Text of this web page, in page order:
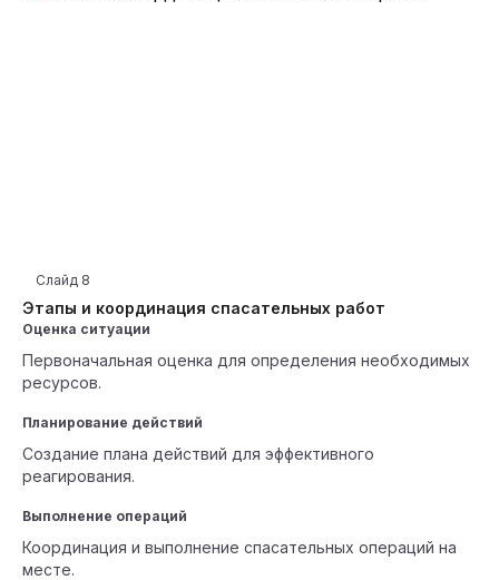
Этапы и координация спасательных работ
Слайд 8
Оценка ситуации
Первоначальная оценка для определения необходимых
ресурсов.
Планирование действий
Создание плана действий для эффективного
реагирования.
Выполнение операций
Координация и выполнение спасательных операций на
месте.